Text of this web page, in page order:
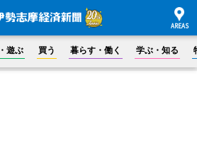
遊ぶ 買う 暮らす・働く 学ぶ・知る